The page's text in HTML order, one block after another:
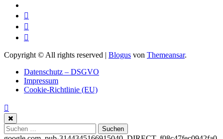
Copyright © All rights reserved | Blogus von Themeansar.
Datenschutz – DSGVO
Impressum
Cookie-Richtlinie (EU)
Suchen
nach: